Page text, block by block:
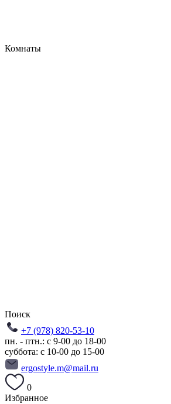
Комнаты
Поиск
+7 (978) 820-53-10
пн. - птн.: с 9-00 до 18-00
суббота: с 10-00 до 15-00
ergostyle.m@mail.ru
0
Избранное